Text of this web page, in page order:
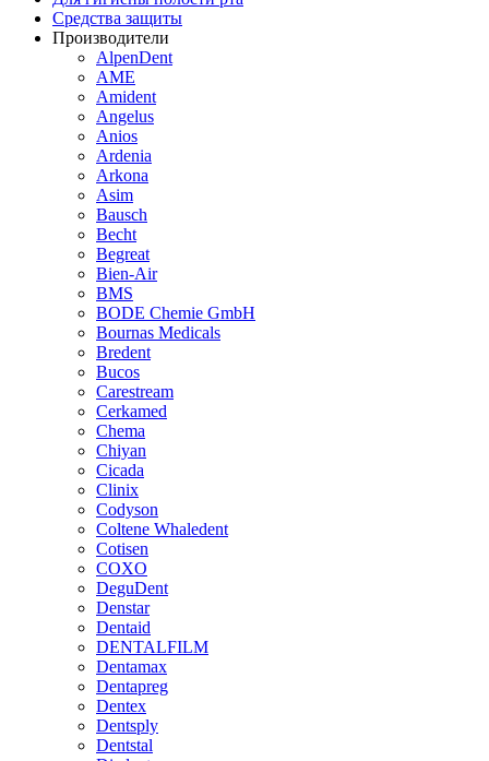
Средства защиты
Производители
AlpenDent
AME
Amident
Angelus
Anios
Ardenia
Arkona
Asim
Bausch
Becht
Begreat
Bien-Air
BMS
BODE Chemie GmbH
Bournas Medicals
Bredent
Bucos
Carestream
Cerkamed
Chema
Chiyan
Cicada
Clinix
Codyson
Coltene Whaledent
Cotisen
COXO
DeguDent
Denstar
Dentaid
DENTALFILM
Dentamax
Dentapreg
Dentex
Dentsply
Dentstal